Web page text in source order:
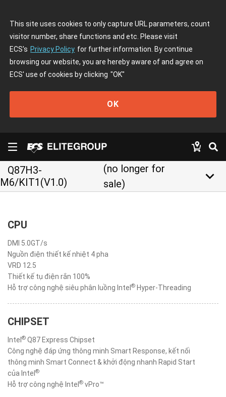
This site uses cookies to only capture URL parameters, count
visitor number, share functions and etc. Please visit
ECS's Privacy Policy for further information. By continue
browsing our website, you are hereby aware of and agree on
ECS' use of cookies by clicking "OK"
OK
Q87H3-
M6/KIT1(V1.0)
(no longer for
sale)
keyboard_arrow_down
CPU
DMI 5.0GT/s
Nguồn điện thiết kế nhiệt 4 pha
VRD 12.5
Thiết kế tụ điện rắn 100%
Hỗ trợ công nghệ siêu phân luồng Intel ® Hyper-Threading
CHIPSET
Intel ® Q87 Express Chipset
Công nghệ đáp ứng thông minh Smart Response, kết nối
thông minh Smart Connect & khởi động nhanh Rapid Start
của Intel ®
Hỗ trợ công nghệ Intel ® vPro™